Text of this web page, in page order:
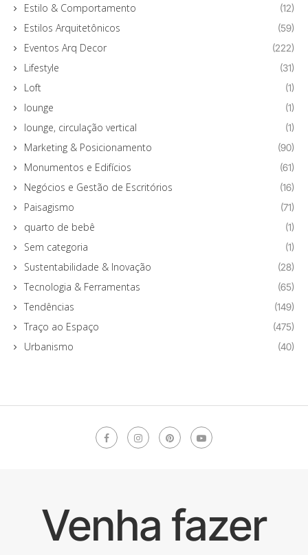
Estilo & Comportamento (12)
Estilos Arquitetônicos (59)
Eventos Arq Decor (222)
Lifestyle (31)
Loft (1)
lounge (1)
lounge, circulação vertical (1)
Marketing & Posicionamento (90)
Monumentos e Edifícios (61)
Negócios e Gestão de Escritórios (16)
Paisagismo (71)
quarto de bebê (1)
Sem categoria (1)
Sustentabilidade & Inovação (28)
Tecnologia & Ferramentas (65)
Tendências (149)
Traço ao Espaço (475)
Urbanismo (40)
Venha fazer